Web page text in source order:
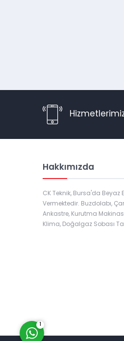
Hakkımızda
CK Teknik, Bursa'da Beyaz
Vermektedir. Buzdolabı,
Ankastre, Kurutma
Klima, Doğalgaz Sobası
Müşteri Temsilcisi